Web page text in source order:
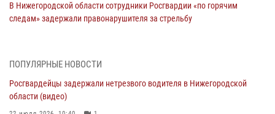
В Нижегородской области сотрудники Росгвардии «по горячим
следам» задержали правонарушителя за стрельбу
В Нижегородской области продолжаются мероприятия в рамках
16 июля 2026, 05:00
ПОПУЛЯРНЫЕ НОВОСТИ
Росгвардейцы задержали нетрезвого водителя в Нижегородской
области (видео)